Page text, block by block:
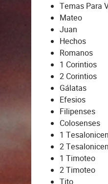
Temas Para
Mateo
Juan
Hechos
Romanos
1 Corintios
2 Corintios
Gálatas
Efesios
Filipenses
Colosenses
1
2
1 Timoteo
2 Timoteo